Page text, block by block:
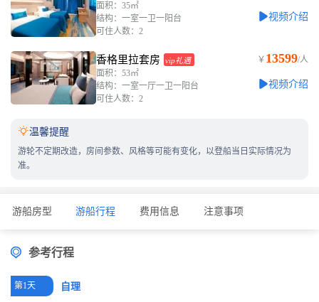
面积：35㎡
结构：一室一卫一阳台
可住人数：2
视频介绍
香格里拉套房 vip礼遇
面积：53㎡
结构：一室一厅一卫一阳台
可住人数：2
￥ 13599/人
视频介绍
温馨提醒
游轮不定期改造，房间参数、风格等可能有变化，以登船当日实际情况为
准。
游船房型 游船行程 费用信息 注意事项
参考行程
第1天 自理